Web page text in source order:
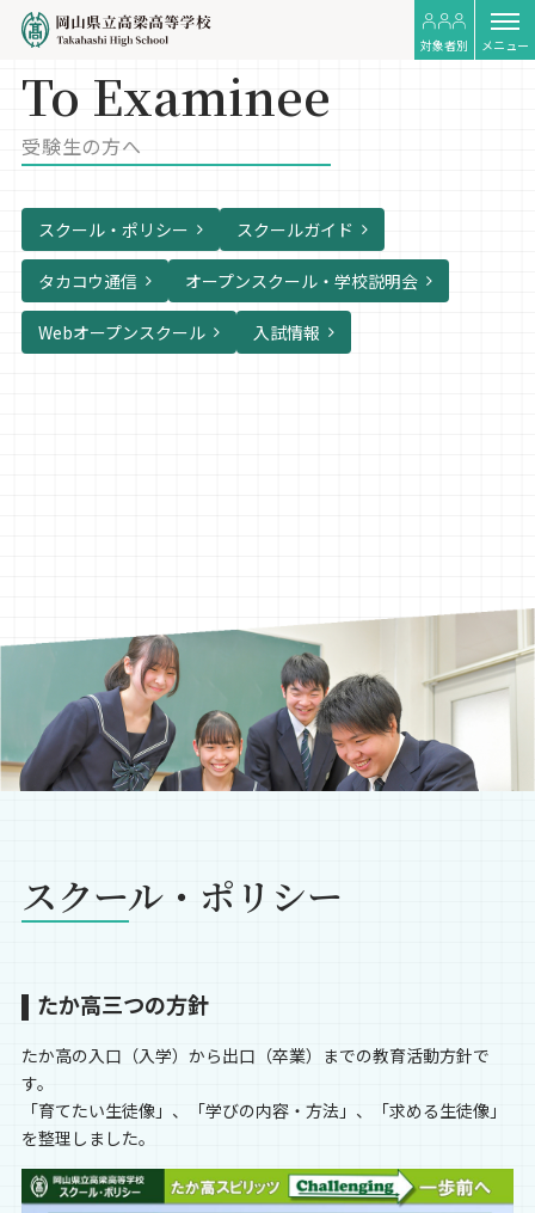
対象者別 メニュー
To Examinee
受験生の方へ
スクール・ポリシー スクールガイド
タカコウ通信 オープンスクール・学校説明会
Webオープンスクール 入試情報
スクール・ポリシー
たか高三つの方針
たか高の入口（入学）から出口（卒業）までの教育活動方針で
す。
「育てたい生徒像」、「学びの内容・方法」、「求める生徒像」
を整理しました。